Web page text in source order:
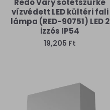
vízvédett LED kültéri fali
lámpa (RED-90751) LED 2
izzós IP54
19,205 Ft